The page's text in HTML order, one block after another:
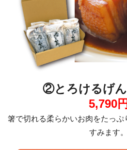
②とろけるげ
5,790円
箸で切れる柔らかいお肉をたっ
すみます。